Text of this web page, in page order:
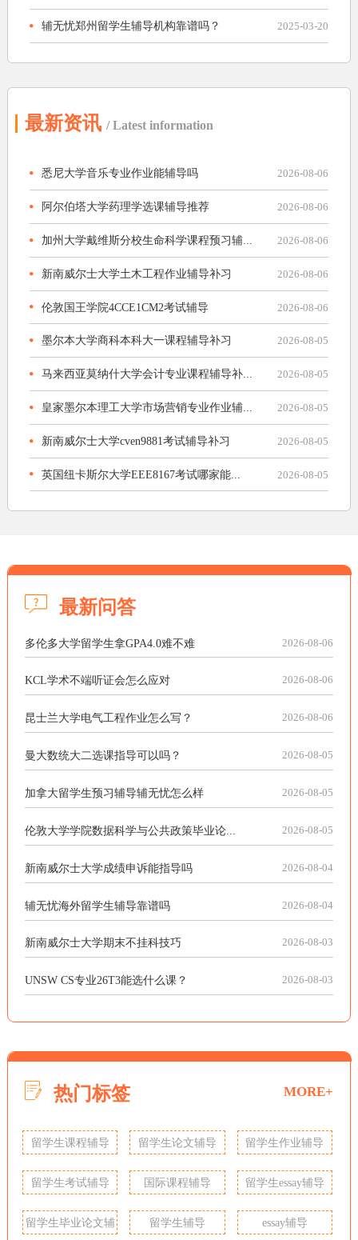
辅无忧郑州留学生辅导机构靠谱吗？ 2025-03-20
最新资讯 / Latest information
悉尼大学音乐专业作业能辅导吗 2026-08-06
阿尔伯塔大学药理学选课辅导推荐 2026-08-06
加州大学戴维斯分校生命科学课程预习辅... 2026-08-06
新南威尔士大学土木工程作业辅导补习 2026-08-06
伦敦国王学院4CCE1CM2考试辅导 2026-08-06
墨尔本大学商科本科大一课程辅导补习 2026-08-05
马来西亚莫纳什大学会计专业课程辅导补... 2026-08-05
皇家墨尔本理工大学市场营销专业作业辅... 2026-08-05
新南威尔士大学cven9881考试辅导补习 2026-08-05
英国纽卡斯尔大学EEE8167考试哪家能... 2026-08-05
最新问答
多伦多大学留学生拿GPA4.0难不难 2026-08-06
KCL学术不端听证会怎么应对 2026-08-06
昆士兰大学电气工程作业怎么写？ 2026-08-06
曼大数统大二选课指导可以吗？ 2026-08-05
加拿大留学生预习辅导辅无忧怎么样 2026-08-05
伦敦大学学院数据科学与公共政策毕业论... 2026-08-05
新南威尔士大学成绩申诉能指导吗 2026-08-04
辅无忧海外留学生辅导靠谱吗 2026-08-04
新南威尔士大学期末不挂科技巧 2026-08-03
UNSW CS专业26T3能选什么课？ 2026-08-03
热门标签 MORE+
留学生课程辅导 留学生论文辅导 留学生作业辅导
留学生考试辅导 国际课程辅导 留学生essay辅导
留学生毕业论文辅
留学生辅导 essay辅导